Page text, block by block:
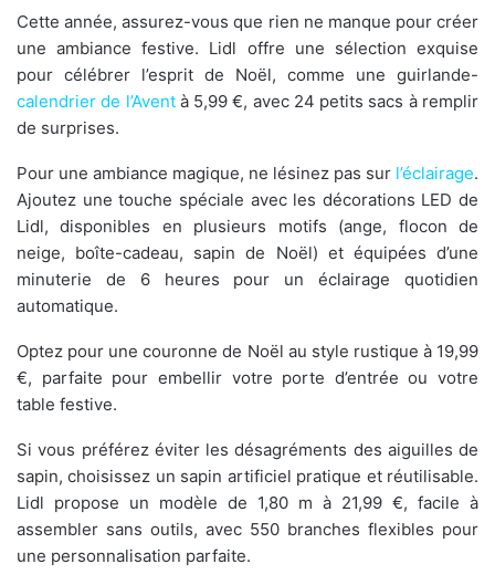
Cette année, assurez-vous que rien ne manque pour créer
une ambiance festive. Lidl offre une sélection exquise
pour célébrer l’esprit de Noël, comme une guirlande-
calendrier de l’Aventà 5,99 €, avec 24 petits sacs à remplir
de surprises.
Pour une ambiance magique, ne lésinez pas sur l’éclairage.
Ajoutez une touche spéciale avec les décorations LED de
Lidl, disponibles en plusieurs motifs (ange, flocon de
neige, boîte-cadeau, sapin de Noël) et équipées d’une
minuterie de 6 heures pour un éclairage quotidien
automatique.
Optez pour une couronne de Noël au style rustique à 19,99
€, parfaite pour embellir votre porte d’entrée ou votre
table festive.
Si vous préférez éviter les désagréments des aiguilles de
sapin, choisissez un sapin artificiel pratique et réutilisable.
Lidl propose un modèle de 1,80 m à 21,99 €, facile à
assembler sans outils, avec 550 branches flexibles pour
une personnalisation parfaite.